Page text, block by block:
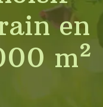
en
m²